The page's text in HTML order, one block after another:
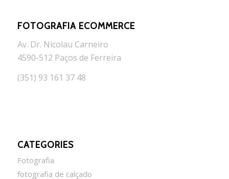
FOTOGRAFIA ECOMMERCE
Av. Dr. Nicolau Carneiro
4590-512 Paços de Ferreira
(351) 93 161 37 48
CATEGORIES
Fotografia
fotografia de calçado